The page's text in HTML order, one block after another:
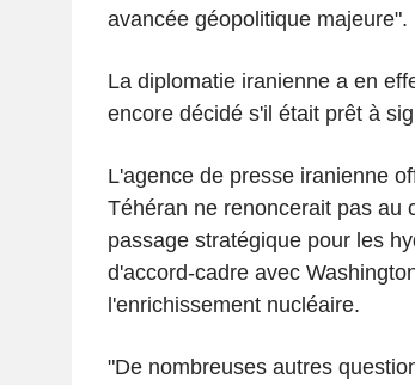
avancée géopolitique majeure".
La diplomatie iranienne a en
encore décidé s'il était prêt à
L'agence de presse iranienne
Téhéran ne renoncerait pas au
passage stratégique pour les
d'accord-cadre avec
l'enrichissement nucléaire.
"De nombreuses autres